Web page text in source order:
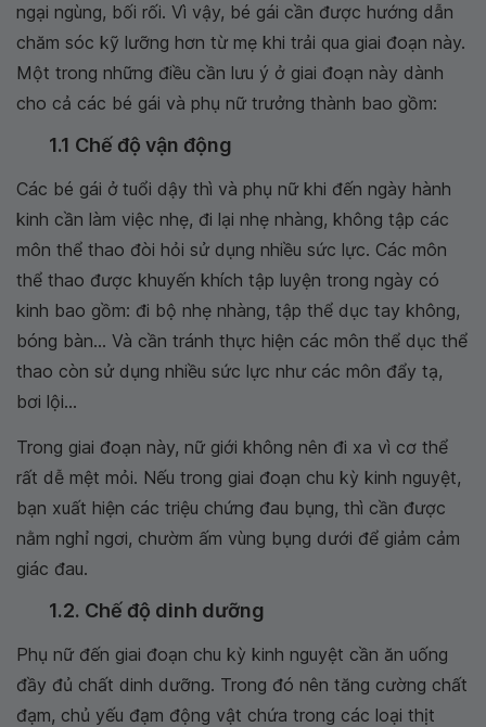
ngại ngùng, bối rối. Vì vậy, bé gái cần được hướng dẫn
chăm sóc kỹ lưỡng hơn từ mẹ khi trải qua giai đoạn này.
Một trong những điều cần lưu ý ở giai đoạn này dành
cho cả các bé gái và phụ nữ trưởng thành bao gồm:
1.1 Chế độ vận động
Các bé gái ở tuổi dậy thì và phụ nữ khi đến ngày hành
kinh cần làm việc nhẹ, đi lại nhẹ nhàng, không tập các
môn thể thao đòi hỏi sử dụng nhiều sức lực. Các môn
thể thao được khuyến khích tập luyện trong ngày có
kinh bao gồm: đi bộ nhẹ nhàng, tập thể dục tay không,
bóng bàn... Và cần tránh thực hiện các môn thể dục thể
thao còn sử dụng nhiều sức lực như các môn đẩy tạ,
bơi lội...
Trong giai đoạn này, nữ giới không nên đi xa vì cơ thể
rất dễ mệt mỏi. Nếu trong giai đoạn chu kỳ kinh nguyệt,
bạn xuất hiện các triệu chứng đau bụng, thì cần được
nằm nghỉ ngơi, chườm ấm vùng bụng dưới để giảm cảm
giác đau.
1.2. Chế độ dinh dưỡng
Phụ nữ đến giai đoạn chu kỳ kinh nguyệt cần ăn uống
đầy đủ chất dinh dưỡng. Trong đó nên tăng cường chất
đạm, chủ yếu đạm động vật chứa trong các loại thịt